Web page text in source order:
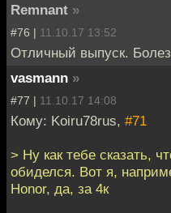
Remnant »
#76 | 11.10.17 13:52
Отличный выпуск.
vasmann »
#77 | 11.10.17 14:08
Кому: Koiru78rus, #71
> Ну как тебе сказать,
обиделся. Вот я,
Honor, да, за 4к